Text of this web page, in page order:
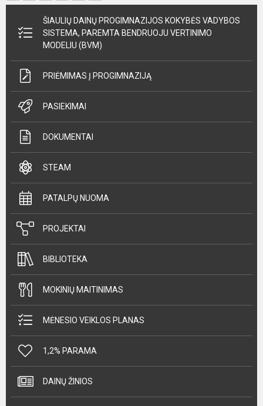
ŠIAULIŲ DAINŲ PROGIMNAZIJOS KOKYBĖS VADYBOS
SISTEMA, PAREMTA BENDRUOJU VERTINIMO
MODELIU (BVM)
PRIĖMIMAS Į PROGIMNAZIJĄ
PASIEKIMAI
DOKUMENTAI
STEAM
PATALPŲ NUOMA
PROJEKTAI
BIBLIOTEKA
MOKINIŲ MAITINIMAS
MĖNESIO VEIKLOS PLANAS
1,2% PARAMA
DAINŲ ŽINIOS